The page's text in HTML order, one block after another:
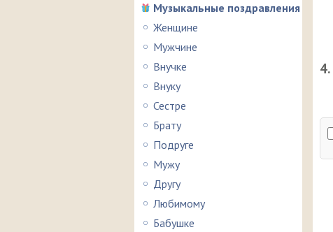
Музыкальные поздравления
Женщине
Мужчине
Внучке
Внуку
Сестре
Брату
Подруге
Мужу
Другу
Любимому
Бабушке
4.